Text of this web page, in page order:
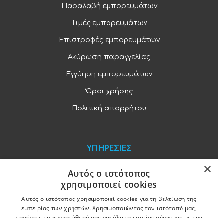
Παραλαβή εμπορευμάτων
Τιμές εμπορευμάτων
Επιστροφές εμπορευμάτων
Ακύρωση παραγγελίας
Εγγύηση εμπορευμάτων
Όροι χρήσης
Πολιτική απορρήτου
ΥΠΗΡΕΣΙΕΣ
Παραγγελίες και πληρωμές
Χονδρική πώληση
×
Αυτός ο ιστότοπος
χρησιμοποιεί cookies
Αυτός ο ιστότοπος χρησιμοποιεί cookies για τη βελτίωση της
εμπειρίας των χρηστών. Χρησιμοποιώντας τον ιστότοπό μας,